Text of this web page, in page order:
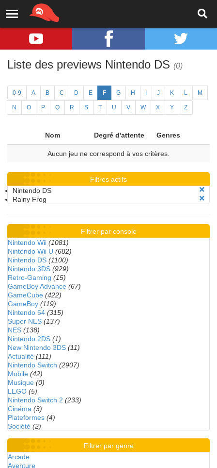
Liste des previews Nintendo DS (0)
0-9 A B C D E F G H J K L M
N O P Q R S T U V W X Y Z
Nom Degré d'attente Genres
Aucun jeu ne correspond à vos critères.
Filtres actifs
Nintendo DS
Rainy Frog
Filtrer par console
Nintendo Wii (1081)
Nintendo Wii U (682)
Nintendo DS (1100)
Nintendo 3DS (929)
Retro-Gaming (15)
GameBoy Advance (67)
GameCube (422)
GameBoy (119)
Nintendo 64 (315)
Super NES (137)
NES (138)
Nintendo 2DS (1)
New Nintendo 3DS (11)
Actualité (111)
Nintendo Switch (2907)
Mobile (42)
Musique (0)
LEGO (5)
Nintendo Switch 2 (233)
Cinéma (3)
Plateformes (4)
Société (2)
Filtrer par genre
Arcade
Aventure